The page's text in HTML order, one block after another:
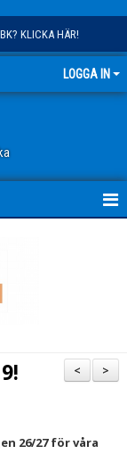
KLICKA HÄR!
LOGGA IN
>
<
26/27 för våra